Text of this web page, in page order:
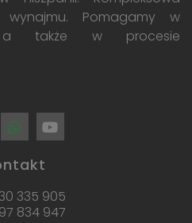
Pomagamy w
a także w procesie
335 905
834 947